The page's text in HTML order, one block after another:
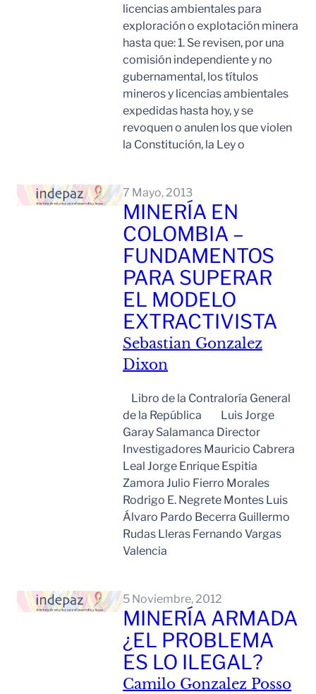
licencias ambientales para
exploración o explotación minera
hasta que: 1. Se revisen, por una
comisión independiente y no
gubernamental, los títulos
mineros y licencias ambientales
expedidas hasta hoy, y se
revoquen o anulen los que violen
la Constitución, la Ley o
7 Mayo, 2013
MINERÍA EN
COLOMBIA –
FUNDAMENTOS
PARA SUPERAR
EL MODELO
EXTRACTIVISTA
Sebastian Gonzalez
Dixon
Libro de la Contraloría General
de la República Luis Jorge
Garay Salamanca Director
Investigadores Mauricio Cabrera
Leal Jorge Enrique Espitia
Zamora Julio Fierro Morales
Rodrigo E. Negrete Montes Luis
Álvaro Pardo Becerra Guillermo
Rudas Lleras Fernando Vargas
Valencia
5 Noviembre, 2012
MINERÍA ARMADA
¿EL PROBLEMA
ES LO ILEGAL?
Camilo Gonzalez Posso